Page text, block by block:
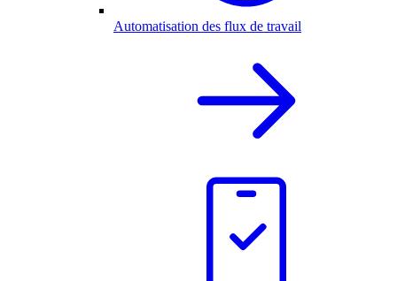
Automatisation des flux de travail